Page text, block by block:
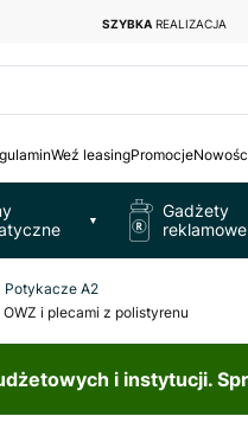
SZYBKAREALIZACJA
Weź leasingPromocje
▼
Gadżety
reklamowe
Potykacze A2
i plecami z polistyrenu
i instytucji.